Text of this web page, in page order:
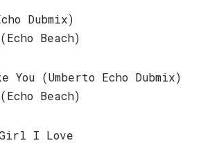
Dubmix)
Beach)
(Umberto Echo Dubmix)
Beach)
Girl I Love